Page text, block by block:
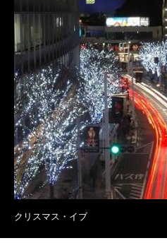
クリスマス・イブ